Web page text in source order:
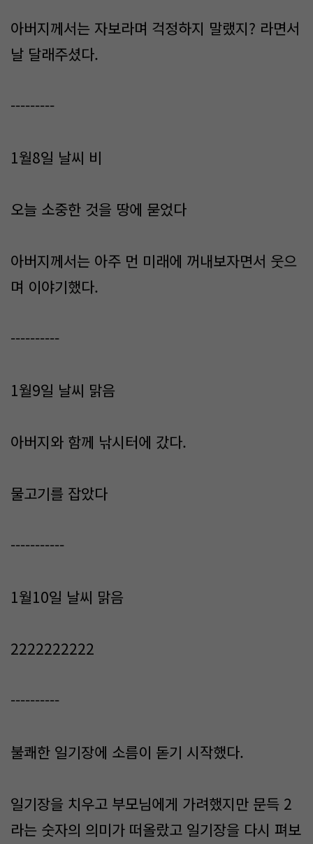
아버지께서는 자보라며 걱정하지 말랬지? 라면서
날 달래주셨다.
---------
1월8일 날씨 비
오늘 소중한 것을 땅에 묻었다
아버지께서는 아주 먼 미래에 꺼내보자면서 웃으
며 이야기했다.
----------
1월9일 날씨 맑음
아버지와 함께 낚시터에 갔다.
물고기를 잡았다
-----------
1월10일 날씨 맑음
2222222222
----------
불쾌한 일기장에 소름이 돋기 시작했다.
일기장을 치우고 부모님에게 가려했지만 문득 2
라는 숫자의 의미가 떠올랐고 일기장을 다시 펴보